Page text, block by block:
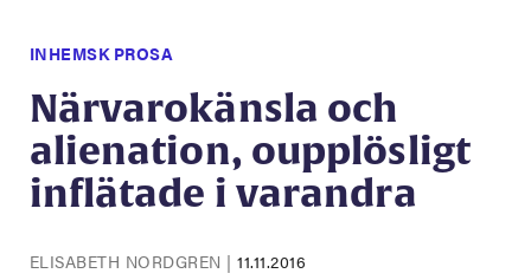
INHEMSK PROSA
Närvarokänsla och
alienation, oupplösligt
inflätade i varandra
ELISABETH NORDGREN |11.11.2016